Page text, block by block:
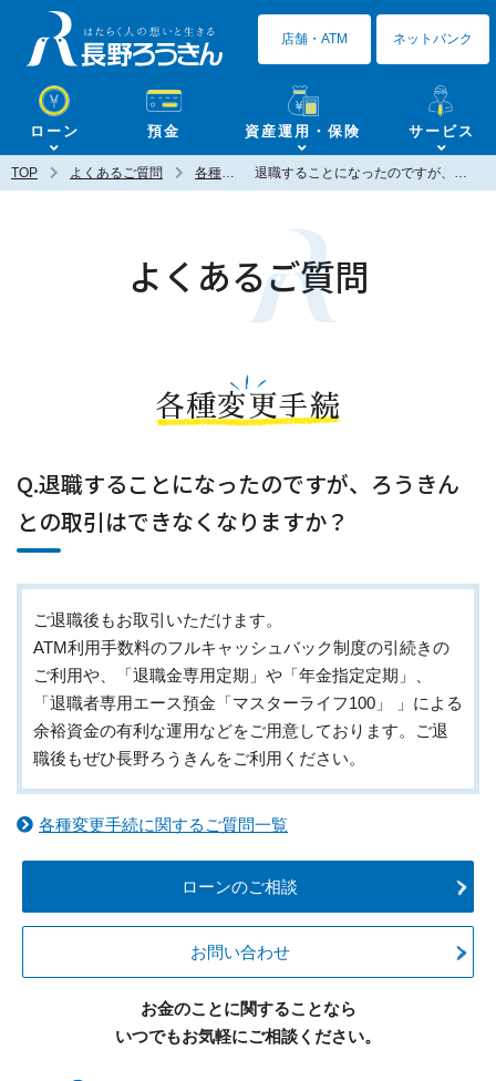
ローン 預金 資産運用・保険 サービス
店舗・ATM ネットバンク
TOP よくあるご質問 各種変更手続 退職することになったのですが、ろうきんとの取引はできなくなりますか？
よくあるご質問
各種変更手続
Q.退職することになったのですが、ろうきん
との取引はできなくなりますか？
ご退職後もお取引いただけます。
ATM利用手数料のフルキャッシュバック制度の引続きの
ご利用や、「退職金専用定期」や「年金指定定期」、
「退職者専用エース預金「マスターライフ100」 」による
余裕資金の有利な運用などをご用意しております。ご退
職後もぜひ長野ろうきんをご利用ください。
各種変更手続に関するご質問一覧
ローンのご相談
お問い合わせ
お金のことに関することなら
いつでもお気軽にご相談ください。